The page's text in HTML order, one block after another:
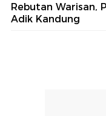
Rebutan Warisan,
Adik Kandung